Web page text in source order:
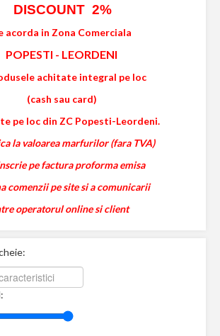
DISCOUNT 2%
acorda in Zona Comerciala
POPESTI - LEORDENI
achitate integral pe loc
(cash sau card)
pe loc din ZC Popesti-Leordeni.
la valoarea marfurilor (fara TVA)
pe factura proforma emisa
comenzii pe site si a comunicarii
operatorul online si client